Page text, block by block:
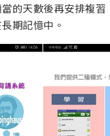
的天數後再安排複習
期記憶中。